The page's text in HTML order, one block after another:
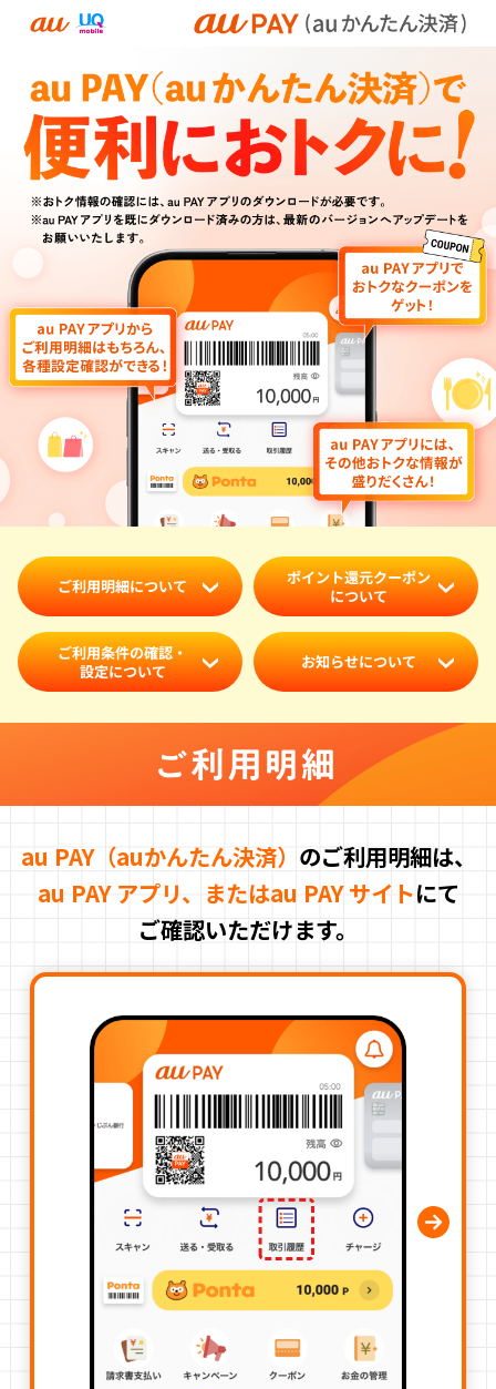
ご利用明細について ポイント還元クーポン
について
ご利用条件の確認・
設定について お知らせについて
au PAY（auかんたん決済） のご利用明細は、
au PAY アプリ、またはau PAY サイトにて
ご確認いただけます。